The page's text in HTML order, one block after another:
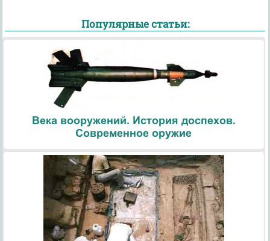
Популярные статьи:
Века вооружений. История доспехов.
Современное оружие